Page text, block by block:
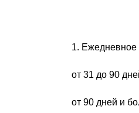
1. Ежедневное
от 31 до 90
от 90 дней и